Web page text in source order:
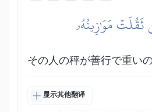
ثَقُلَتۡ مَوَٰزِينُهُۥ
その人の秤が善行で重いの
显示其他翻译